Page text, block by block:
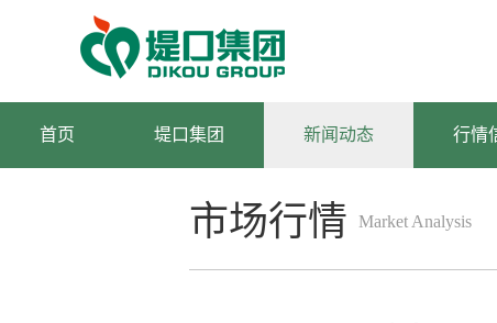
首页 堤口集团 新闻动态 行情
市场行情
分析
Market Analysis